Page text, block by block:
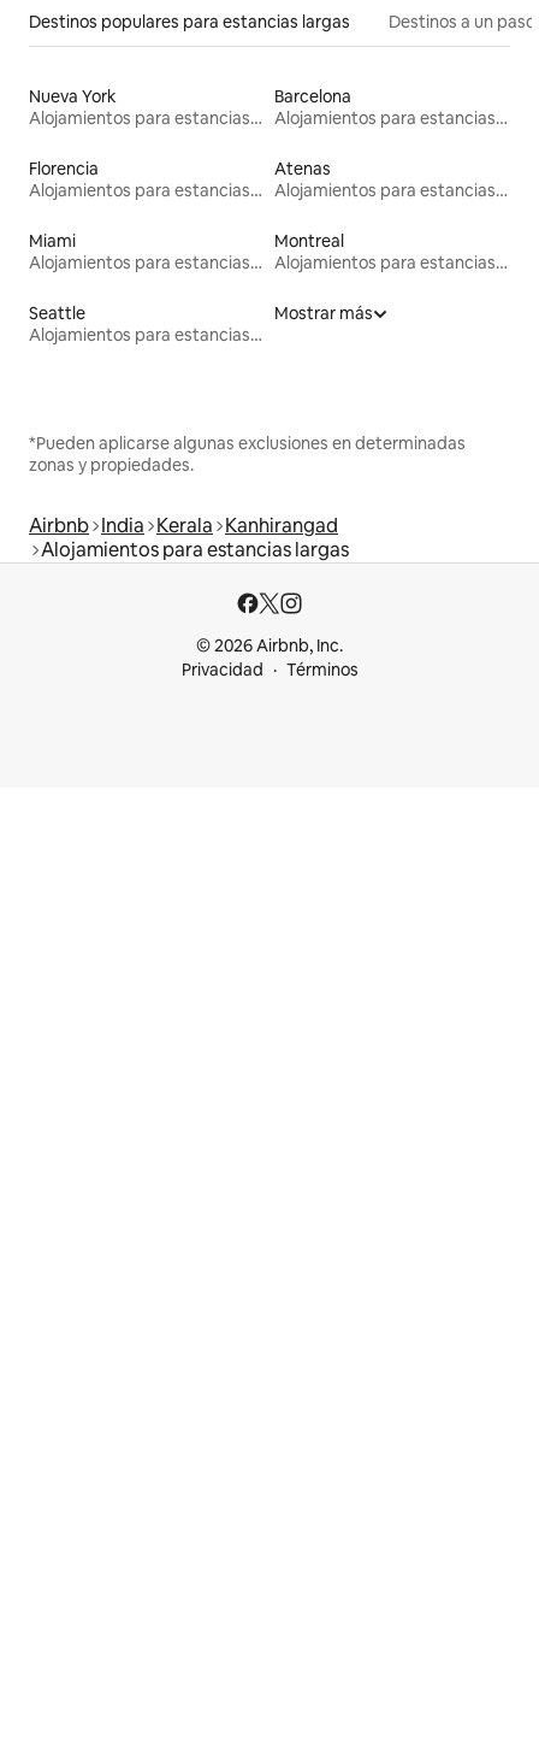
Destinos populares para estancias largas Destinos a un
Nueva York
Alojamientos para estancias largas
Barcelona
Alojamientos para estancias largas
Florencia
Alojamientos para estancias largas
Atenas
Alojamientos para estancias largas
Miami
Alojamientos para estancias largas
Montreal
Alojamientos para estancias largas
Seattle
Alojamientos para estancias largas
Mostrar más
*Pueden aplicarse algunas exclusiones en determinadas
zonas y propiedades.
Airbnb India Kerala Kanhirangad
Alojamientos para estancias largas
© 2026 Airbnb, Inc.
Privacidad
Términos